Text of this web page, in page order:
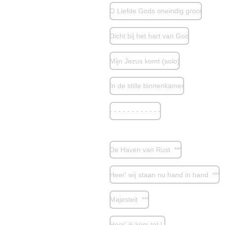
O Liefde Gods oneindig groot
Dicht bij het hart van God
Mijn Jezus komt (solo)
In de stille binnenkamer
- - - - - - - - - - - -
De Haven van Rust ***
Heer' wij staan nu hand in hand ***
Majesteit ***